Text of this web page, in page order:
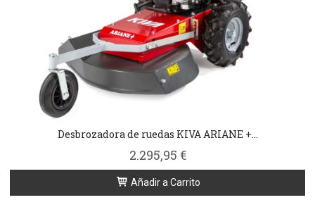
Desbrozadora de ruedas KIVA ARIANE +...
2.295,95 €
Añadir a Carrito